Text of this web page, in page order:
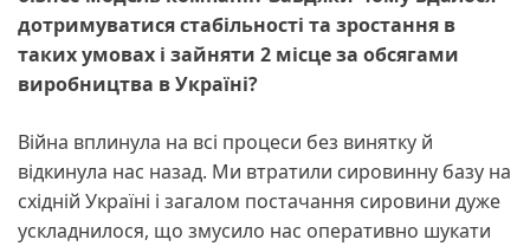
дотримуватися стабільності та зростання в
таких умовах і зайняти 2 місце за обсягами
виробництва в Україні?
Війна вплинула на всі процеси без винятку й
відкинула нас назад. Ми втратили сировинну базу на
східній Україні і загалом постачання сировини дуже
ускладнилося, що змусило нас оперативно шукати